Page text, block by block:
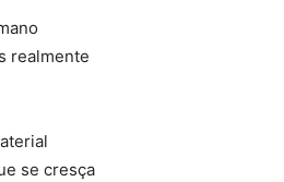
realmente
se cresça